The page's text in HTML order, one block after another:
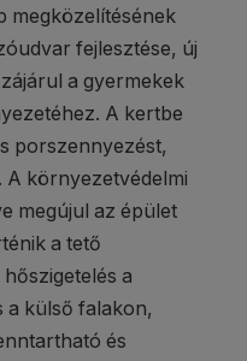
megközelítésének
fejlesztése, új
a gyermekek
A kertbe
porszennyezést,
A környezetvédelmi
megújul az épület
a tető
a
a külső falakon,
és